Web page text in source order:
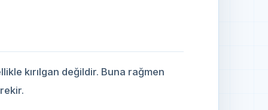
kırılgan değildir. Buna rağmen